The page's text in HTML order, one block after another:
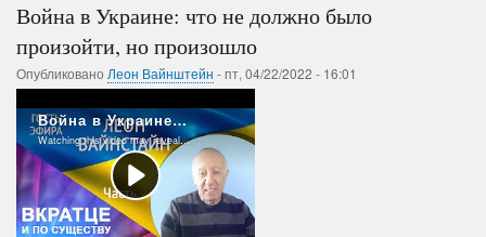
у
по-
другому...
Война в Украине: что не должно было
произойти, но произошло
Опубликовано Леон Вайнштейн -пт, 04/22/2022 - 16:01